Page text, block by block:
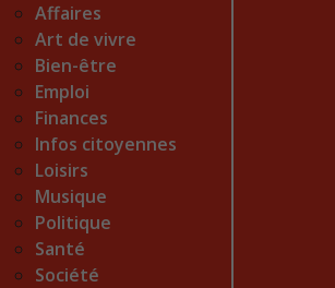
Affaires
Art de vivre
Bien-être
Emploi
Finances
Infos citoyennes
Loisirs
Musique
Politique
Santé
Société